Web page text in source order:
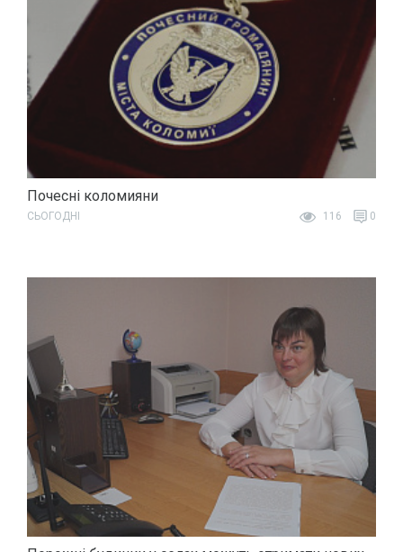
Почесні коломияни
СЬОГОДНІ 116 0